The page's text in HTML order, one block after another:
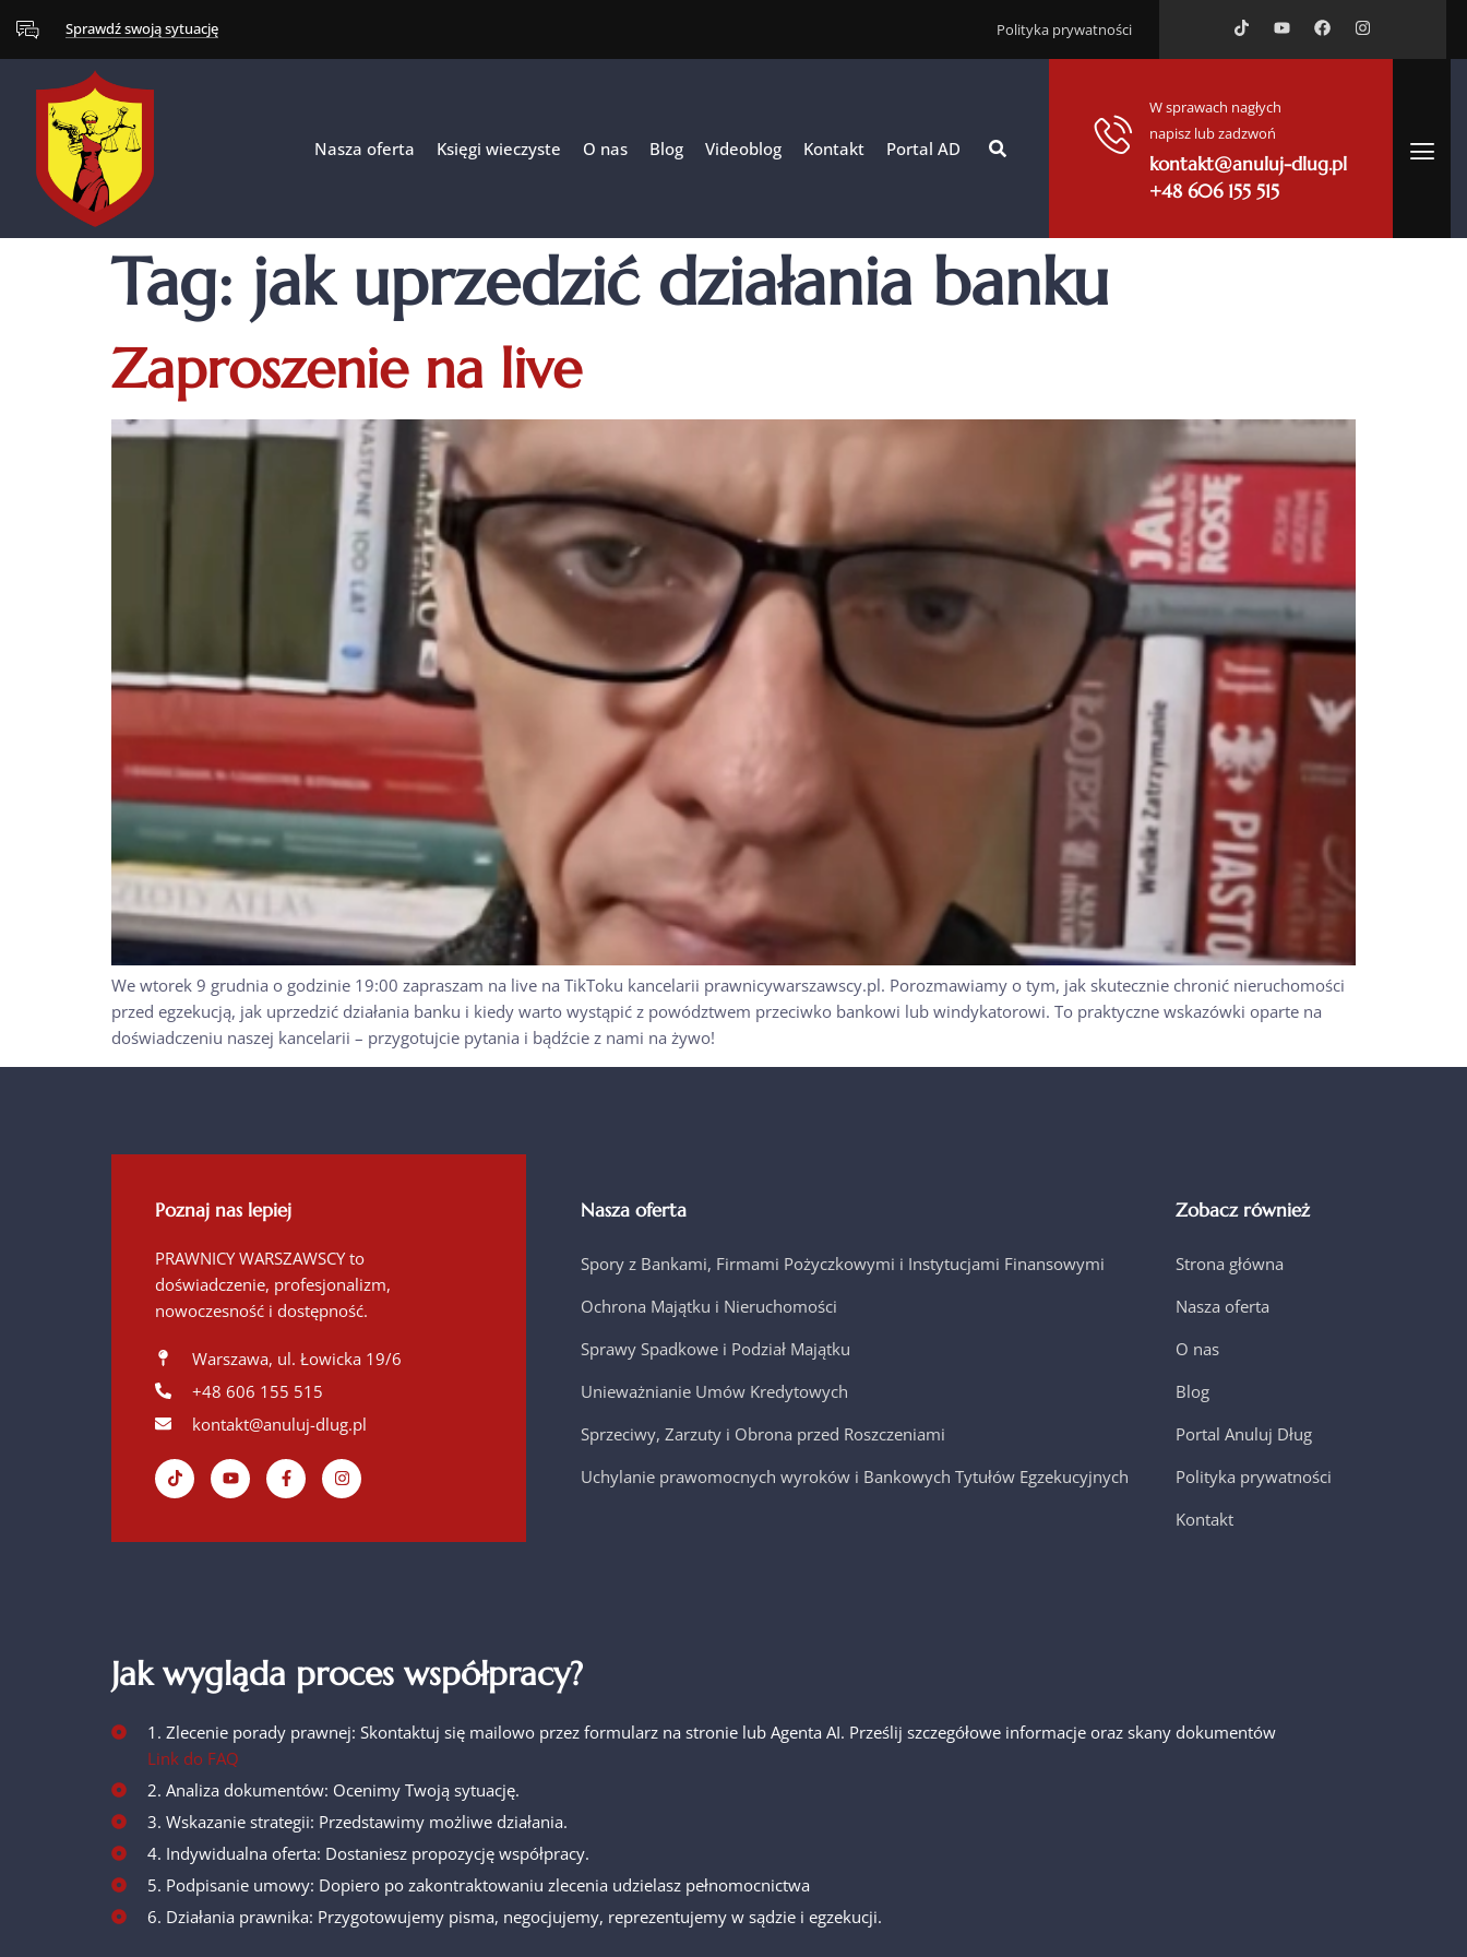
Sprawdź swoją sytuację Polityka prywatności
Nasza oferta Księgi wieczyste O nas Blog Videoblog Kontakt Portal AD
W sprawach nagłych
napisz lub zadzwoń
kontakt@anuluj-dlug.pl
+48 606 155 515
Tag: jak uprzedzić działania banku
Zaproszenie na live
We wtorek 9 grudnia o godzinie 19:00 zapraszam na live na TikToku kancelarii prawnicywarszawscy.pl. Porozmawiamy o tym, jak skutecznie chronić nieruchomości
przed egzekucją, jak uprzedzić działania banku i kiedy warto wystąpić z powództwem przeciwko bankowi lub windykatorowi. To praktyczne wskazówki oparte na
doświadczeniu naszej kancelarii – przygotujcie pytania i bądźcie z nami na żywo!
Poznaj nas lepiej
PRAWNICY WARSZAWSCY to
doświadczenie, profesjonalizm,
nowoczesność i dostępność.
Warszawa, ul. Łowicka 19/6
+48 606 155 515
kontakt@anuluj-dlug.pl
Nasza oferta
Spory z Bankami, Firmami Pożyczkowymi i Instytucjami Finansowymi
Ochrona Majątku i Nieruchomości
Sprawy Spadkowe i Podział Majątku
Unieważnianie Umów Kredytowych
Sprzeciwy, Zarzuty i Obrona przed Roszczeniami
Uchylanie prawomocnych wyroków i Bankowych Tytułów Egzekucyjnych
Zobacz również
Strona główna
Nasza oferta
O nas
Blog
Portal Anuluj Dług
Polityka prywatności
Kontakt
Jak wygląda proces współpracy?
1. Zlecenie porady prawnej: Skontaktuj się mailowo przez formularz na stronie lub Agenta AI. Prześlij szczegółowe informacje oraz skany dokumentów
Link do FAQ
2. Analiza dokumentów: Ocenimy Twoją sytuację.
3. Wskazanie strategii: Przedstawimy możliwe działania.
4. Indywidualna oferta: Dostaniesz propozycję współpracy.
5. Podpisanie umowy: Dopiero po zakontraktowaniu zlecenia udzielasz pełnomocnictwa
6. Działania prawnika: Przygotowujemy pisma, negocjujemy, reprezentujemy w sądzie i egzekucji.